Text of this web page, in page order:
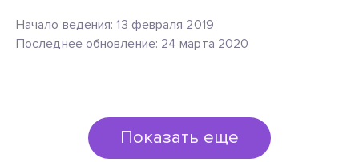
Начало ведения: 13 февраля 2019
Последнее обновление: 24 марта 2020
Показать еще